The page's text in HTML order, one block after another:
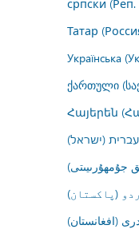
српски
Татар
Українська
ქართული
Հայերեն
עברית (ישראל)
جۇمھۇرىيىتى)
(پاکستان)
(افغانستان)